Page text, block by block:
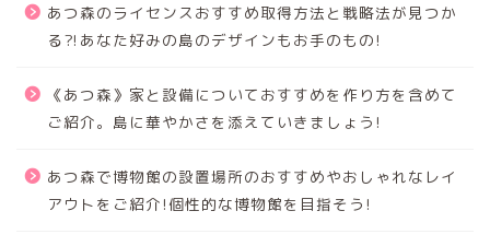
あつ森のライセンスおすすめ取得方法と戦略法が見つか
る⁈あなた好みの島のデザインもお手のもの!
《あつ森》家と設備についておすすめを作り方を含めて
ご紹介。島に華やかさを添えていきましょう!
あつ森で博物館の設置場所のおすすめやおしゃれなレイ
アウトをご紹介!個性的な博物館を目指そう!